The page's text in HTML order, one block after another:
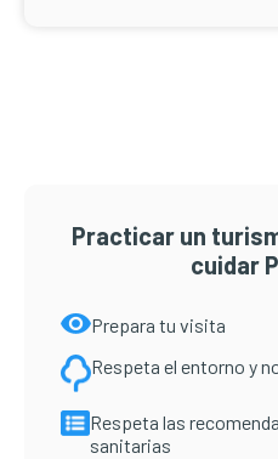
Practicar un
cuidar
Prepara tu visita
Respeta el entorno y
Respeta las
sanitarias